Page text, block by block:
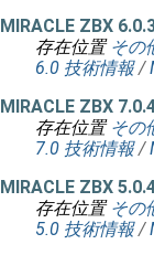
MIRACLE ZBX
存在位置 その
6.0 技術情報 /
MIRACLE ZBX
存在位置 その
7.0 技術情報 /
MIRACLE ZBX
存在位置 その
5.0 技術情報 /